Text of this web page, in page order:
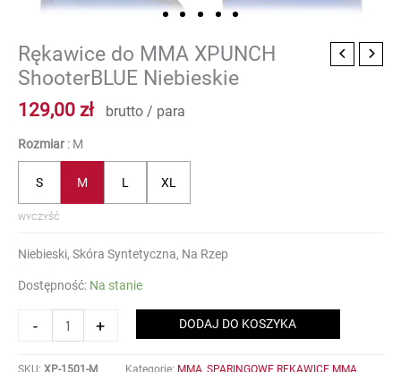
Rękawice do MMA XPUNCH
ShooterBLUE Niebieskie
129,00 zł brutto / para
Rozmiar M
S M L XL
WYCZYŚĆ
Niebieski, Skóra Syntetyczna, Na Rzep
Dostępność: Na stanie
-
ilość
Rękawice
do
MMA
ShooterBLUE
Niebieskie
+ DODAJ DO KOSZYKA
SKU: XP-1501-M Kategorie: MMA, SPARINGOWE RĘKAWICE MMA